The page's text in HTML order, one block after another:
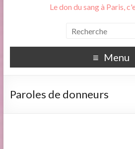
Le don du sang à Paris,
Menu
Paroles de donneurs